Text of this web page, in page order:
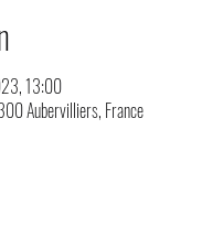
13:00
Aubervilliers, France